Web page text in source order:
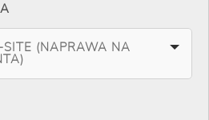
(NAPRAWA NA